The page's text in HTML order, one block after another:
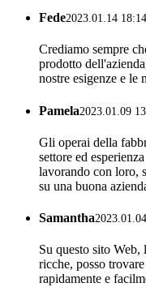
Fede2023.01.14
Crediamo sempre
prodotto
nostre esigenze e le
Pamela2023.01.09
Gli operai della
settore ed
lavorando con loro,
su una buona
Samantha
Su questo sito
ricche, posso
rapidamente e